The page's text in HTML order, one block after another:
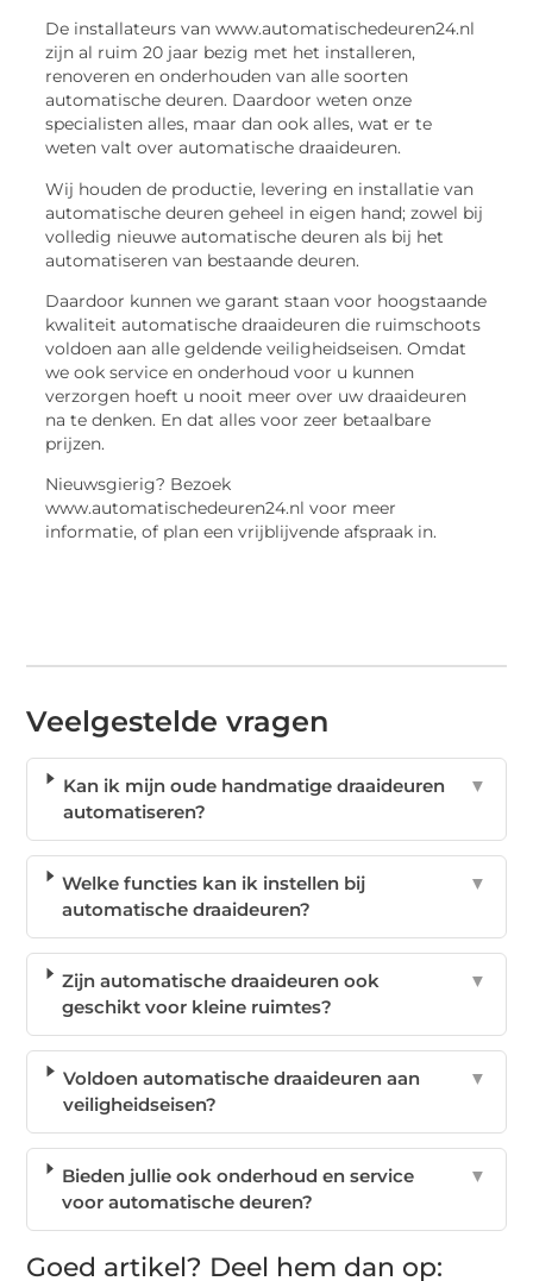
De installateurs van www.automatischedeuren24.nl
zijn al ruim 20 jaar bezig met het installeren,
renoveren en onderhouden van alle soorten
automatische deuren. Daardoor weten onze
specialisten alles, maar dan ook alles, wat er te
weten valt over automatische draaideuren.
Wij houden de productie, levering en installatie van
automatische deuren geheel in eigen hand; zowel bij
volledig nieuwe automatische deuren als bij het
automatiseren van bestaande deuren.
Daardoor kunnen we garant staan voor hoogstaande
kwaliteit automatische draaideuren die ruimschoots
voldoen aan alle geldende veiligheidseisen. Omdat
we ook service en onderhoud voor u kunnen
verzorgen hoeft u nooit meer over uw draaideuren
na te denken. En dat alles voor zeer betaalbare
prijzen.
Nieuwsgierig? Bezoek
www.automatischedeuren24.nl voor meer
informatie, of plan een vrijblijvende afspraak in.
Veelgestelde vragen
Kan ik mijn oude handmatige draaideuren
automatiseren?
▼
Welke functies kan ik instellen bij
automatische draaideuren?
▼
Zijn automatische draaideuren ook
geschikt voor kleine ruimtes?
▼
Voldoen automatische draaideuren aan
veiligheidseisen?
▼
Bieden jullie ook onderhoud en service
voor automatische deuren?
▼
Goed artikel? Deel hem dan op: